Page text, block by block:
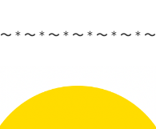
〜＊〜＊〜＊〜＊〜＊〜＊〜